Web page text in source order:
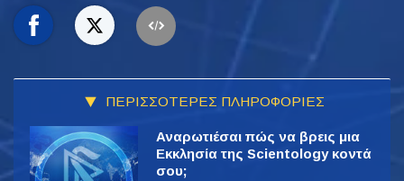
ΠΕΡΙΣΣΟΤΕΡΕΣ ΠΛΗΡΟΦΟΡΙΕΣ
Αναρωτιέσαι πώς να βρεις μια
Εκκλησία της Scientology κοντά
σου;